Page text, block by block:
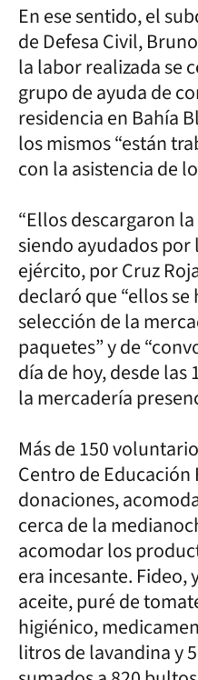
En ese sentido, el
de Defesa Civil,
la labor realizada se
grupo de ayuda de
residencia en Bahía
los mismos “están
con la asistencia de
“Ellos descargaron
siendo ayudados
ejército, por Cruz
declaró que “ellos
selección de la
paquetes” y de
día de hoy, desde
la mercadería
Más de 150
Centro de
donaciones,
cerca de la
acomodar los
era incesante. Fideo,
aceite, puré de
higiénico,
litros de lavandina y